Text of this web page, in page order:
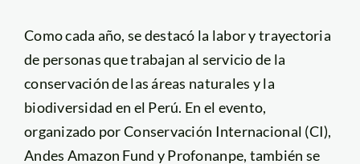
Como cada año, se destacó la labor y trayectoria
de personas que trabajan al servicio de la
conservación de las áreas naturales y la
biodiversidad en el Perú. En el evento,
organizado por Conservación Internacional (CI),
Andes Amazon Fund y Profonanpe, también se